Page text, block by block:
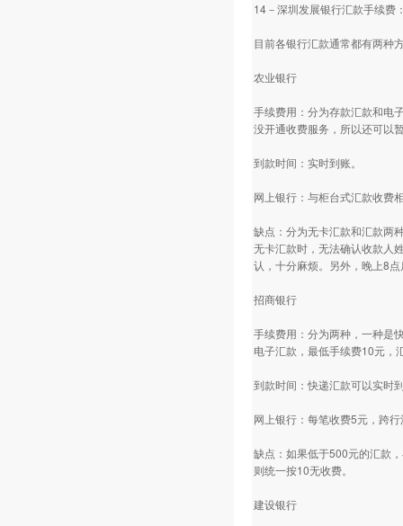
14－深圳发展银行汇款手续费
目前各银行汇款通常都有两种
农业银行
手续费用：分为存款汇款和电
没开通收费服务，所以还可以
到款时间：实时到账。
网上银行：与柜台式汇款收费
缺点：分为无卡汇款和汇款两
无卡汇款时，无法确认收款人
认，十分麻烦。另外，晚上8
招商银行
手续费用：分为两种，一种是
电子汇款，最低手续费10元，
到款时间：快递汇款可以实时
网上银行：每笔收费5元，跨
缺点：如果低于500元的汇款
则统一按10无收费。
建设银行